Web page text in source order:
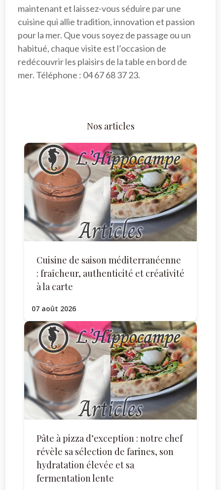
maintenant et laissez-vous séduire par une
cuisine qui allie tradition, innovation et passion
pour la mer. Que vous soyez de passage ou un
habitué, chaque visite est l’occasion de
redécouvrir les plaisirs de la table en bord de
mer. Téléphone : 04 67 68 37 23.
Nos articles
Cuisine de saison méditerranéenne
: fraîcheur, authenticité et créativité
à la carte
07 août 2026
Pâte à pizza d’exception : notre chef
révèle sa sélection de farines, son
hydratation élevée et sa
fermentation lente